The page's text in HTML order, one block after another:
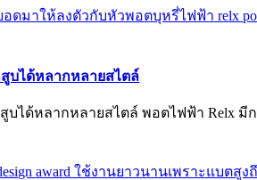
บได้หลากหลายสไตล์
ได้หลากหลายสไตล์ พอตไฟฟ้า Relx